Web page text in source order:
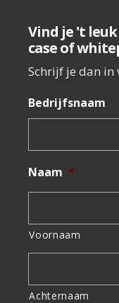
Vind je 't
case of
Schrijf je dan in
Bedrijfsnaam
Naam *
Voornaam
Achternaam